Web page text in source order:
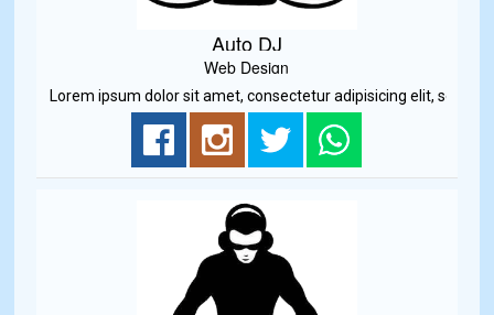
Auto DJ
Web Design
Lorem ipsum dolor sit amet, consectetur adipisicing elit, sed do